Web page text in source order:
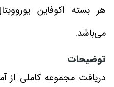
می‌باشد.
توضیحات
دریافت مجموعه کاملی از